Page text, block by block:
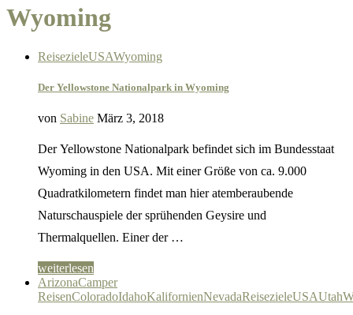
Wyoming
ReisezieleUSAWyoming
Der Yellowstone Nationalpark in Wyoming
von Sabine März 3, 2018
Der Yellowstone Nationalpark befindet sich im Bundesstaat
Wyoming in den USA. Mit einer Größe von ca. 9.000
Quadratkilometern findet man hier atemberaubende
Naturschauspiele der sprühenden Geysire und
Thermalquellen. Einer der …
weiterlesen
ArizonaCamper
ReisenColoradoIdahoKalifornienNevadaReisezieleUSAUtah